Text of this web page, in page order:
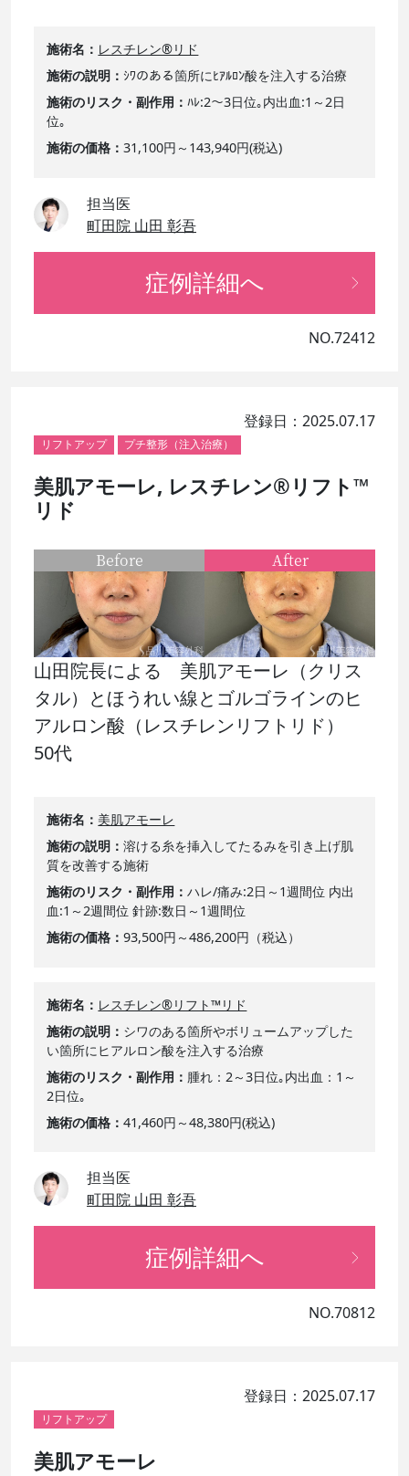
施術名
レスチレン®リド
施術の説明
ｼﾜのある箇所にﾋｱﾙﾛﾝ酸を注入する治療
施術のリスク・副作用
ﾊﾚ:2～3日位｡内出血:1～2日
位｡
施術の価格
31,100円～143,940円(税込)
担当医
町田院 山田 彰吾
症例詳細へ
NO.72412
登録日：2025.07.17
リフトアップ プチ整形（注入治療）
美肌アモーレ, レスチレン®リフト™
リド
山田院長による 美肌アモーレ（クリス
タル）とほうれい線とゴルゴラインのヒ
アルロン酸（レスチレンリフトリド）
50代
施術名
美肌アモーレ
施術の説明
溶ける糸を挿入してたるみを引き上げ肌
質を改善する施術
施術のリスク・副作用
ハレ/痛み:2日～1週間位 内出
血:1～2週間位 針跡:数日～1週間位
施術の価格
93,500円～486,200円（税込）
施術名
レスチレン®リフト™リド
施術の説明
シワのある箇所やボリュームアップした
い箇所にヒアルロン酸を注入する治療
施術のリスク・副作用
腫れ：2～3日位｡内出血：1～
2日位｡
施術の価格
41,460円～48,380円(税込)
担当医
町田院 山田 彰吾
Before After
症例詳細へ
NO.70812
登録日：2025.07.17
リフトアップ
美肌アモーレ